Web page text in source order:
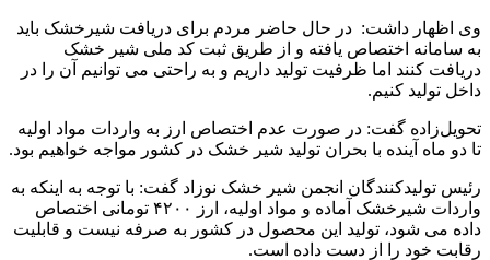
وی اظهار داشت: در حال حاضر مردم برای دریافت شیرخشک باید
به سامانه اختصاص یافته و از طریق ثبت کد ملی شیر خشک
دریافت کنند اما ظرفیت تولید داریم و به راحتی می توانیم آن را در
داخل تولید کنیم.
تحویل‌زاده گفت: در صورت عدم اختصاص ارز به واردات مواد اولیه
تا دو ماه آینده با بحران تولید شیر خشک در کشور مواجه خواهیم بود.
رئیس تولیدکنندگان انجمن شیر خشک نوزاد گفت: با توجه به اینکه به
واردات شیرخشک آماده و مواد اولیه، ارز ۴۲۰۰ تومانی اختصاص
داده می شود، تولید این محصول در کشور به صرفه نیست و قابلیت
رقابت خود را از دست داده است.